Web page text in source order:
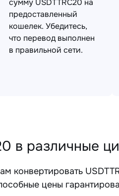
сумму USDTTRC20 на
предоставленный
кошелек. Убедитесь,
что перевод выполнен
в правильной сети.
в различные
конвертировать
цены